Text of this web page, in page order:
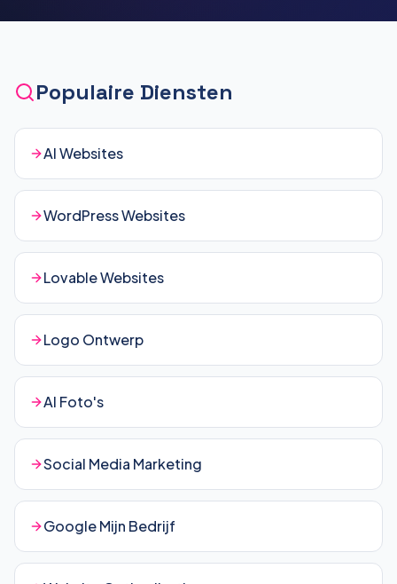
Populaire Diensten
AI Websites
WordPress Websites
Lovable Websites
Logo Ontwerp
AI Foto's
Social Media Marketing
Google Mijn Bedrijf